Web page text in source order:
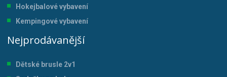
Hokejbalové vybavení
Kempingové vybavení
Nejprodávanější
Dětské brusle 2v1